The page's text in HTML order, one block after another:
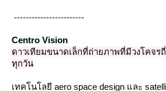
------------------------
Centro Vision
ดาวเทียมขนาดเล็กที่ถ่ายภาพที่มีวงโคจร
ทุกวัน
เทคโนโลยี aero space design และ